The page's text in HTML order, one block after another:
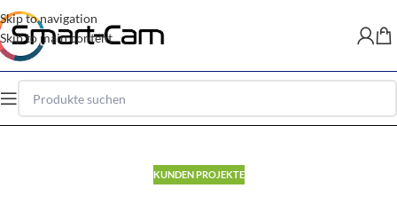
Skip to navigation
Skip to main content
KUNDEN PROJEKTE